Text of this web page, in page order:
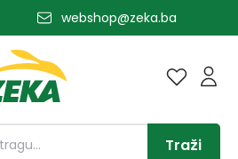
webshop@zeka.ba
Traži